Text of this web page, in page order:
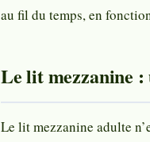
au fil du temps, en
Le lit mezzanine :
Le lit mezzanine adulte